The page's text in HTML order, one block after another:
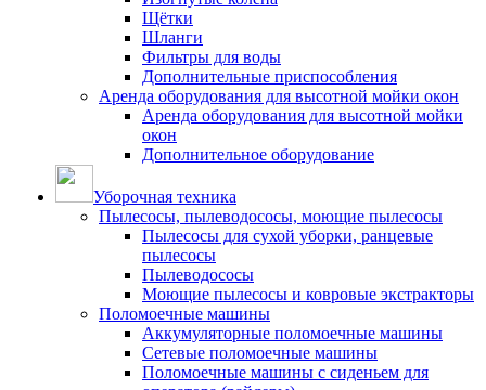
Щётки
Шланги
Фильтры для воды
Дополнительные приспособления
Аренда оборудования для высотной мойки окон
Аренда оборудования для высотной мойки
окон
Дополнительное оборудование
Уборочная техника
Пылесосы, пылеводососы, моющие пылесосы
Пылесосы для сухой уборки, ранцевые
пылесосы
Пылеводососы
Моющие пылесосы и ковровые экстракторы
Поломоечные машины
Аккумуляторные поломоечные машины
Сетевые поломоечные машины
Поломоечные машины с сиденьем для